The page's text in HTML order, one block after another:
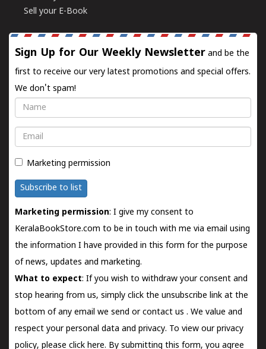
Sell your E-Book
Sign Up for Our Weekly Newsletter and be the
first to receive our very latest promotions and special offers.
We don't spam!
Name
Email
Marketing permission
Subscribe to list
Marketing permission: I give my consent to
KeralaBookStore.com to be in touch with me via email using
the information I have provided in this form for the purpose
of news, updates and marketing.
What to expect: If you wish to withdraw your consent and
stop hearing from us, simply click the unsubscribe link at the
bottom of any email we send orcontact us . We value and
respect your personal data and privacy. To view our privacy
policy, please click here. By submitting this form, you agree